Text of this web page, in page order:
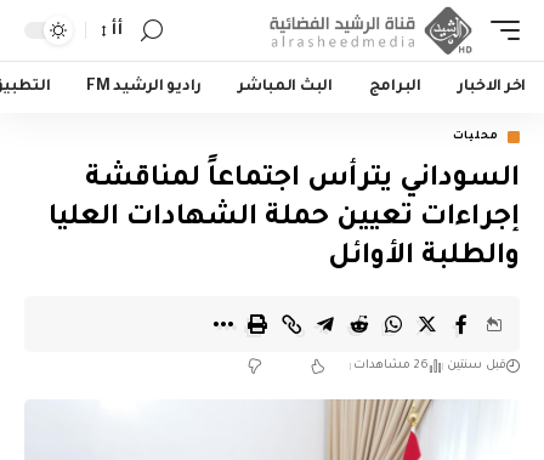
أأ
اخر الاخبار البرامج البث المباشر راديو الرشيد FM
محليات
السوداني يترأس اجتماعاً لمناقشة
إجراءات تعيين حملة الشهادات العليا
والطلبة الأوائل
قبل سنتين 26 مشاهدات